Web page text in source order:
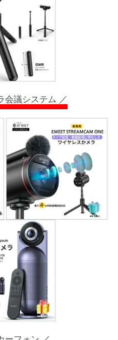
会議システム ／